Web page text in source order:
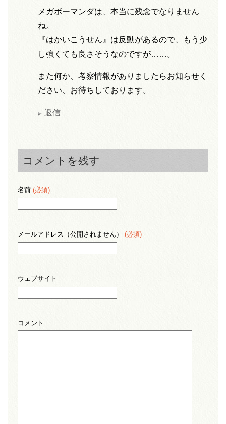
メガボーマンダは、本当に残念でなりません
ね。
『はかいこうせん』は反動があるので、もう少
し強くても良さそうなのですが……。
また何か、考察情報がありましたらお知らせく
ださい、お待ちしております。
返信
コメントを残す
名前 (必須)
メールアドレス（公開されません） (必須)
ウェブサイト
コメント